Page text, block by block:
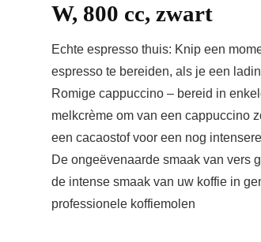
W, 800 cc, zwart
Echte espresso thuis: Knip een
espresso te bereiden, als je een
Romige cappuccino – bereid in
melkcrème om van een cappuccino
een cacaostof voor een nog
De ongeëvenaarde smaak van vers
de intense smaak van uw koffie in
professionele koffiemolen